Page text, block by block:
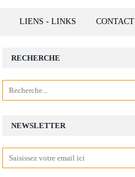
LIENS - LINKS CONTACT
NEWSLETTER
RECHERCHE